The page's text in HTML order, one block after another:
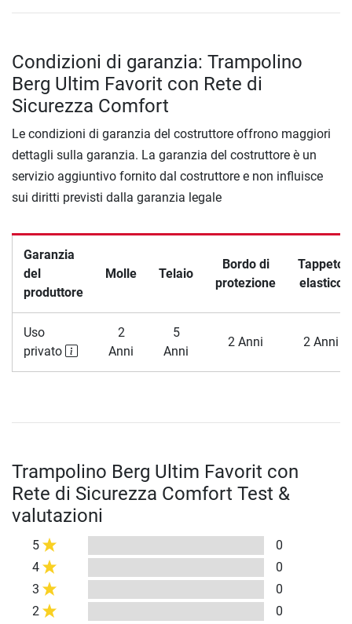
Condizioni di garanzia: Trampolino
Berg Ultim Favorit con Rete di
Sicurezza Comfort
Le condizioni di garanzia del costruttore offrono maggiori
dettagli sulla garanzia. La garanzia del costruttore è un
servizio aggiuntivo fornito dal costruttore e non influisce
sui diritti previsti dalla garanzia legale
Garanzia
del
produttore
Molle Telaio
Bordo di
protezione
Tappeto
elastico
Uso
privato
2
Anni
5
Anni
2 Anni 2 Anni
Trampolino Berg Ultim Favorit con
Rete di Sicurezza Comfort Test &
valutazioni
5
0
4
0
3
0
2
0